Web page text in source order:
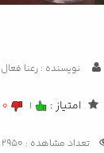
نویسنده : رعنا فعال
امتیاز : 1
0
تعداد مشاهده : 2950 بار